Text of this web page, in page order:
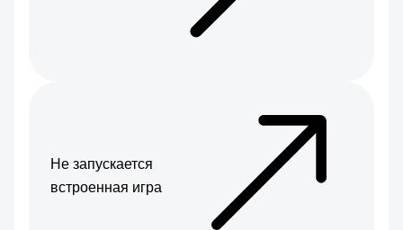
Не запускается
встроенная игра